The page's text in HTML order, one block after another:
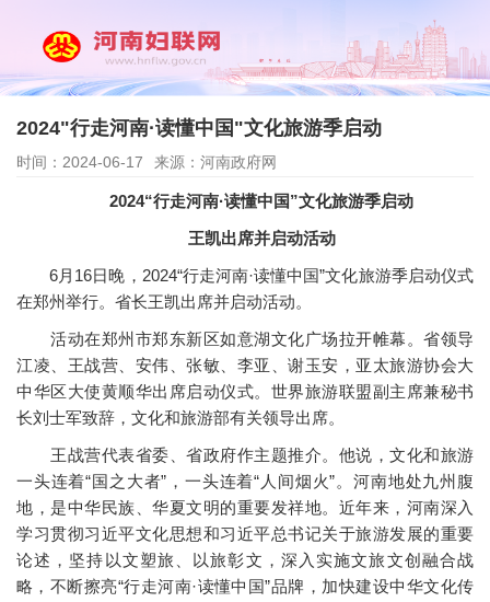
2024"行走河南·读懂中国"文化旅游季启动
时间：2024-06-17 来源：河南政府网
2024“行走河南·读懂中国”文化旅游季启动
王凯出席并启动活动
6月16日晚，2024“行走河南·读懂中国”文化旅游季启动仪式
在郑州举行。省长王凯出席并启动活动。
活动在郑州市郑东新区如意湖文化广场拉开帷幕。省领导
江凌、王战营、安伟、张敏、李亚、谢玉安，亚太旅游协会大
中华区大使黄顺华出席启动仪式。世界旅游联盟副主席兼秘书
长刘士军致辞，文化和旅游部有关领导出席。
王战营代表省委、省政府作主题推介。他说，文化和旅游
一头连着“国之大者”，一头连着“人间烟火”。河南地处九州腹
地，是中华民族、华夏文明的重要发祥地。近年来，河南深入
学习贯彻习近平文化思想和习近平总书记关于旅游发展的重要
论述，坚持以文塑旅、以旅彰文，深入实施文旅文创融合战
略，不断擦亮“行走河南·读懂中国”品牌，加快建设中华文化传